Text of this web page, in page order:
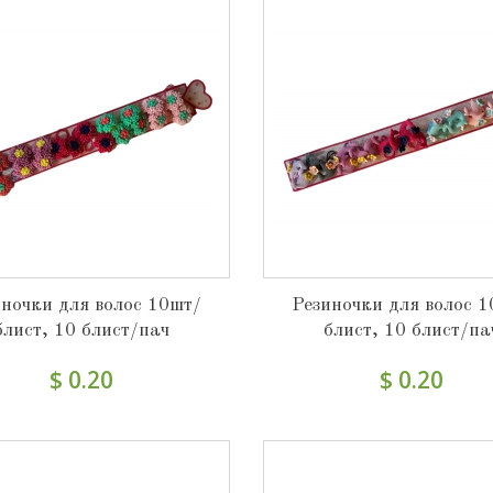
для волос 10шт/
10 блист/пач
$ 0.20
Резиночки для волос
блист, 10 блист/
$ 0.20